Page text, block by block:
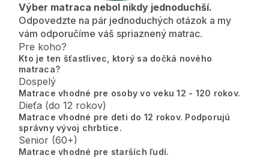
Výber matraca nebol nikdy jednoduchší.
Odpovedzte na pár jednoduchých otázok a my
vám odporučíme váš spriaznený matrac.
Pre koho?
Kto je ten šťastlivec, ktorý sa dočká nového
matraca?
Dospelý
Matrace vhodné pre osoby vo veku 12 - 120 rokov.
Dieťa (do 12 rokov)
Matrace vhodné pre deti do 12 rokov. Podporujú
správny vývoj chrbtice.
Senior (60+)
Matrace vhodné pre starších ľudí.